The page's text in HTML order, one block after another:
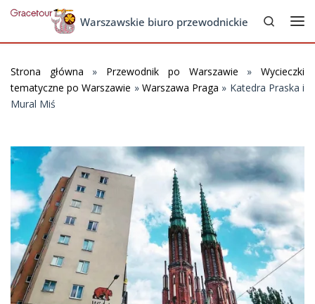
Skip to contentWarszawskie biuro przewodnickie
Search
Strona główna » Przewodnik po Warszawie »Wycieczki
tematyczne po Warszawie » Warszawa Praga » Katedra Praska i
Mural Miś